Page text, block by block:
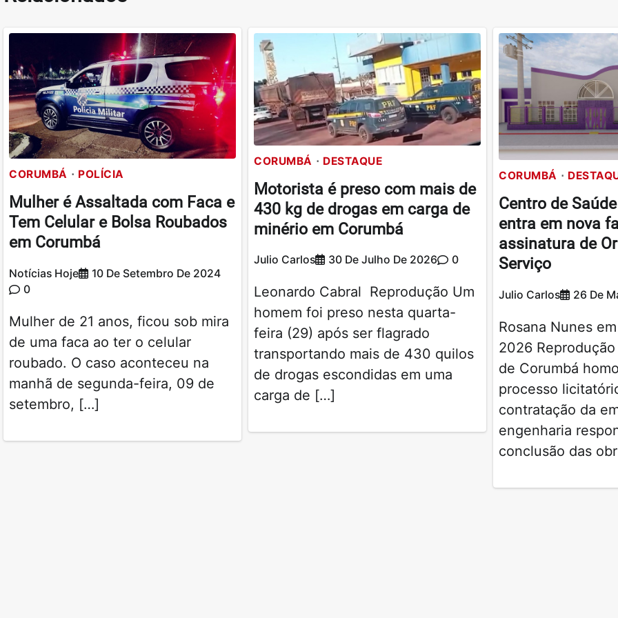
CORUMBÁ POLÍCIA
Mulher é Assaltada com Faca e
Tem Celular e Bolsa Roubados
em Corumbá
Notícias Hoje
10 De Setembro De 2024
0
Mulher de 21 anos, ficou sob mira
de uma faca ao ter o celular
roubado. O caso aconteceu na
manhã de segunda-feira, 09 de
setembro, […]
CORUMBÁ DESTAQUE
Motorista é preso com mais de
430 kg de drogas em carga de
minério em Corumbá
Julio Carlos 30 De Julho De 2026 0
Leonardo Cabral Reprodução Um
homem foi preso nesta quarta-
feira (29) após ser flagrado
transportando mais de 430 quilos
de drogas escondidas em uma
carga de […]
CORUMBÁ
Centro de
entra em nova
assinatura de
Serviço
Julio Carlos 26 De
Rosana Nunes
2026
de Corumbá
processo
contratação da
engenharia
conclusão das